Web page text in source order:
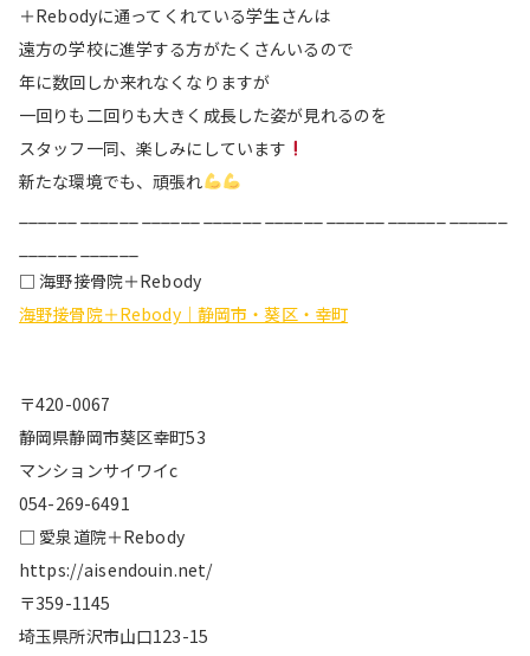
＋Rebodyに通ってくれている学生さんは
遠方の学校に進学する方がたくさんいるので
年に数回しか来れなくなりますが
一回りも二回りも大きく成長した姿が見れるのを
スタッフ一同、楽しみにしています
新たな環境でも、頑張れ
□ 海野接骨院＋Rebody
海野接骨院＋Rebody｜静岡市・葵区・幸町
〒420-0067
静岡県静岡市葵区幸町53
マンションサイワイc
054-269-6491
□ 愛泉道院＋Rebody
https://aisendouin.net/
〒359-1145
埼玉県所沢市山口123-15